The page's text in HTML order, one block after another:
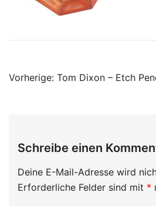
Beitragsnavigation
Vorherige: Tom Dixon – Etch
Schreibe einen
Deine E-Mail-Adresse wird
Erforderliche Felder sind mit *